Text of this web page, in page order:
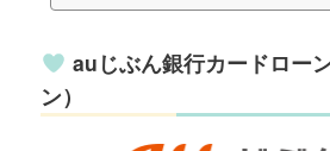
に他社債務の「借り換え」を希望する方普段か
auじぶん銀行カードロー
ン）